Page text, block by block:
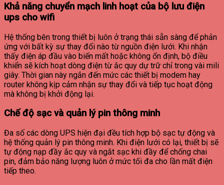
Khả năng chuyển mạch linh hoạt của bộ lưu điện
ups cho wifi
Hệ thống bên trong thiết bị luôn ở trạng thái sẵn sàng để phản
ứng với bất kỳ sự thay đổi nào từ nguồn điện lưới. Khi nhận
thấy điện áp đầu vào biến mất hoặc không ổn định, bộ điều
khiển sẽ kích hoạt dòng điện từ ắc quy dự trữ chỉ trong vài mili
giây. Thời gian này ngắn đến mức các thiết bị modem hay
router không kịp cảm nhận sự thay đổi và tiếp tục hoạt động
mà không bị khởi động lại.
Chế độ sạc và quản lý pin thông minh
Đa số các dòng UPS hiện đại đều tích hợp bộ sạc tự động và
hệ thống quản lý pin thông minh. Khi điện lưới có lại, thiết bị sẽ
tự động nạp đầy ắc quy và ngắt sạc khi đầy để chống chai
pin, đảm bảo năng lượng luôn ở mức tối đa cho lần mất điện
tiếp theo.